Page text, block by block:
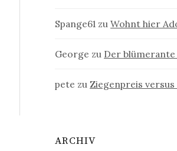
Spange61 zuWohnt hier
George zu Der
pete zu Ziegenpreis
ARCHIV